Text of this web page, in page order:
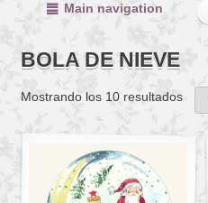
Main navigation
BOLA DE NIEVE
Mostrando los 10 resultados